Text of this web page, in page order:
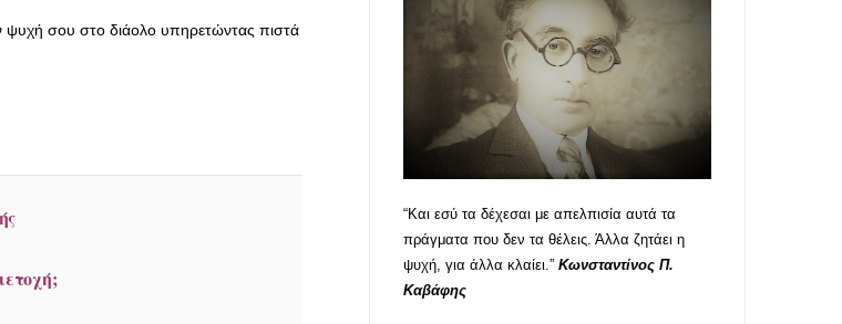
ψυχή σου στο διάολο υπηρετώντας πιστά
“Και εσύ τα δέχεσαι με απελπισία αυτά τα
πράγματα που δεν τα θέλεις. Άλλα ζητάει η
ψυχή, για άλλα κλαίει.” Κωνσταντίνος Π.
Καβάφης